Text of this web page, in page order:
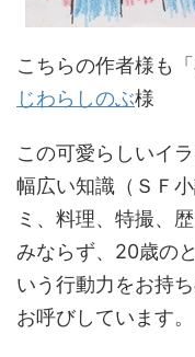
こちらの作者様も
じわらしのぶ様
この可愛らしいイ
幅広い知識（ＳＦ
ミ、料理、特撮、
みならず、20歳の
いう行動力をお持
お呼びしています。